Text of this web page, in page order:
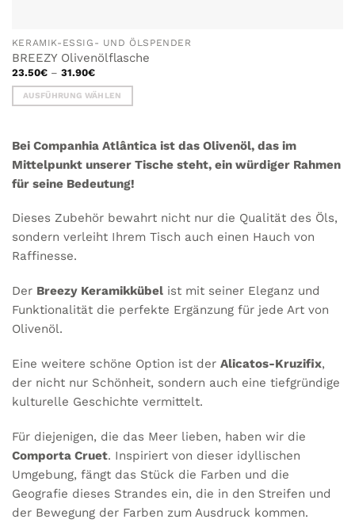
KERAMIK-ESSIG- UND ÖLSPENDER
BREEZY Olivenölflasche
23.50€ – 31.90€Preisspanne:
bis
31.90€
AUSFÜHRUNG WÄHLEN
weist
mehrere
Optionen
können
auf
Produktseite
gewählt
Bei Companhia Atlântica ist das Olivenöl, das im
Mittelpunkt unserer Tische steht, ein würdiger Rahmen
für seine Bedeutung!
Dieses Zubehör bewahrt nicht nur die Qualität des Öls,
sondern verleiht Ihrem Tisch auch einen Hauch von
Raffinesse.
Der Breezy Keramikkübel ist mit seiner Eleganz und
Funktionalität die perfekte Ergänzung für jede Art von
Olivenöl.
Eine weitere schöne Option ist der Alicatos-Kruzifix,
der nicht nur Schönheit, sondern auch eine tiefgründige
kulturelle Geschichte vermittelt.
Für diejenigen, die das Meer lieben, haben wir die
Comporta Cruet. Inspiriert von dieser idyllischen
Umgebung, fängt das Stück die Farben und die
Geografie dieses Strandes ein, die in den Streifen und
der Bewegung der Farben zum Ausdruck kommen.